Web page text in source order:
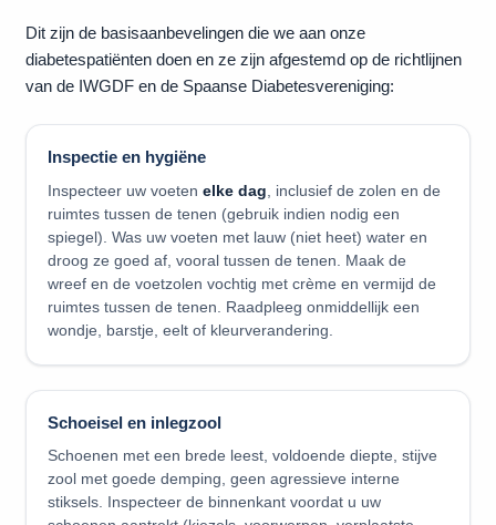
Dit zijn de basisaanbevelingen die we aan onze
diabetespatiënten doen en ze zijn afgestemd op de richtlijnen
van de IWGDF en de Spaanse Diabetesvereniging:
Inspectie en hygiëne
Inspecteer uw voeten elke dag , inclusief de zolen en de
ruimtes tussen de tenen (gebruik indien nodig een
spiegel). Was uw voeten met lauw (niet heet) water en
droog ze goed af, vooral tussen de tenen. Maak de
wreef en de voetzolen vochtig met crème en vermijd de
ruimtes tussen de tenen. Raadpleeg onmiddellijk een
wondje, barstje, eelt of kleurverandering.
Schoeisel en inlegzool
Schoenen met een brede leest, voldoende diepte, stijve
zool met goede demping, geen agressieve interne
stiksels. Inspecteer de binnenkant voordat u uw